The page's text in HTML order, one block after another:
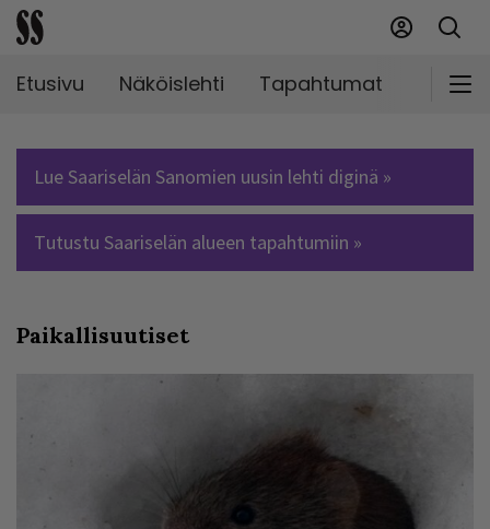
Etusivu Näköislehti Tapahtumat
Lue Saariselän Sanomien uusin lehti diginä »
Tutustu Saariselän alueen tapahtumiin »
Paikallisuutiset